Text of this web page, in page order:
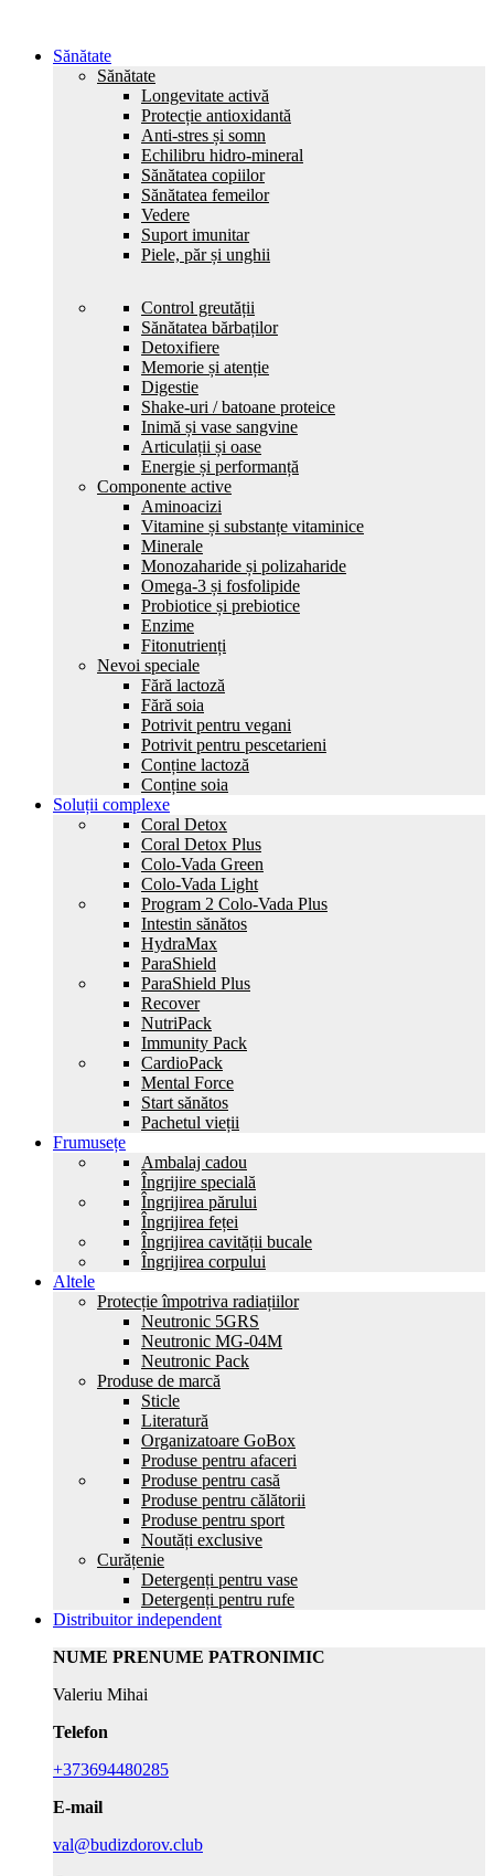
Sănătate
Sănătate
Longevitate activă
Protecție antioxidantă
Anti-stres și somn
Echilibru hidro-mineral
Sănătatea copiilor
Sănătatea femeilor
Vedere
Suport imunitar
Piele, păr și unghii
Control greutății
Sănătatea bărbaților
Detoxifiere
Memorie și atenție
Digestie
Shake-uri / batoane proteice
Inimă și vase sangvine
Articulații și oase
Energie și performanță
Componente active
Aminoacizi
Vitamine și substanțe vitaminice
Minerale
Monozaharide și polizaharide
Omega-3 și fosfolipide
Probiotice și prebiotice
Enzime
Fitonutrienți
Nevoi speciale
Fără lactoză
Fără soia
Potrivit pentru vegani
Potrivit pentru pescetarieni
Conține lactoză
Conține soia
Soluții complexe
Coral Detox
Coral Detox Plus
Colo-Vada Green
Colo-Vada Light
Program 2 Colo-Vada Plus
Intestin sănătos
HydrаMax
ParaShield
ParaShield Plus
Recover
NutriPack
Immunity Pack
CardioPack
Mental Force
Start sănătos
Pachetul vieții
Frumusețe
Ambalaj cadou
Îngrijire specială
Îngrijirea părului
Îngrijirea feței
Îngrijirea cavității bucale
Îngrijirea corpului
Altele
Protecție împotriva radiațiilor
Neutronic 5GRS
Neutronic MG-04M
Neutronic Pack
Produse de marcă
Sticle
Literatură
Organizatoare GoBox
Produse pentru afaceri
Produse pentru casă
Produse pentru călătorii
Produse pentru sport
Noutăți exclusive
Curățenie
Detergenți pentru vase
Detergenți pentru rufe
Distribuitor independent
NUME PRENUME PATRONIMIC
Valeriu Mihai
Telefon
+373694480285
E-mail
val@budizdorov.club